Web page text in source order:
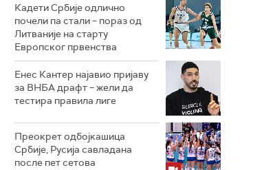
Кадети Србије одлично
почели па стали – пораз од
Литваније на старту
Европског првенства
Енес Кантер најавио пријаву
за ВНБА драфт – жели да
тестира правила лиге
Преокрет одбојкашица
Србије, Русија савладана
после пет сетова